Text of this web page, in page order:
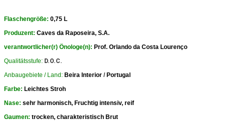
Flaschengröße: 0,75 L
Produzent: Caves da Raposeira, S.A.
verantwortlicher(r) Önologe(n): Prof. Orlando da Costa Lourenço
Qualitätsstufe: D.O.C.
Anbaugebiete / Land: Beira Interior / Portugal
Farbe: Leichtes Stroh
Nase: sehr harmonisch, Fruchtig intensiv, reif
Gaumen: trocken, charakteristisch Brut